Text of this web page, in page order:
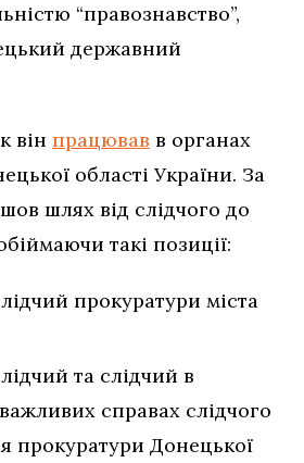
“правознавство”,
державний
він працював в органах
області України. За
шлях від слідчого до
такі позиції:
прокуратури міста
та слідчий в
справах слідчого
прокуратури Донецької